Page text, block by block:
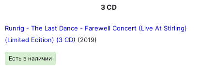
3 CD
Runrig - The Last Dance - Farewell Concert (Live At Stirling)
(Limited Edition) (3 CD) (2019)
Есть в наличии